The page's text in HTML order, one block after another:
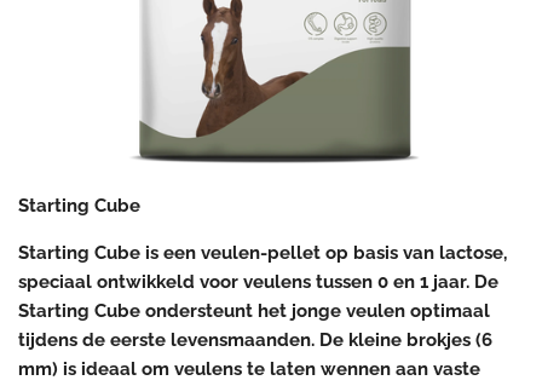
Starting Cube
Starting Cube is een veulen-pellet op basis van lactose,
speciaal ontwikkeld voor veulens tussen 0 en 1 jaar. De
Starting Cube ondersteunt het jonge veulen optimaal
tijdens de eerste levensmaanden. De kleine brokjes (6
mm) is ideaal om veulens te laten wennen aan vaste